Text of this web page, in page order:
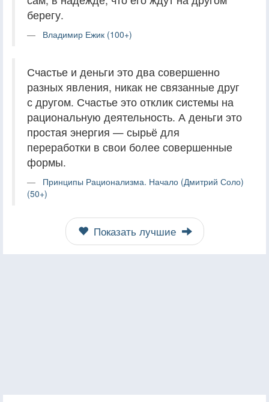
берегу.
Владимир Ежик (100+)
Счастье и деньги это два совершенно
разных явления, никак не связанные друг
с другом. Счастье это отклик системы на
рациональную деятельность. А деньги это
простая энергия — сырьё для
переработки в свои более совершенные
формы.
Принципы Рационализма. Начало (Дмитрий Соло)
(50+)
Показать лучшие